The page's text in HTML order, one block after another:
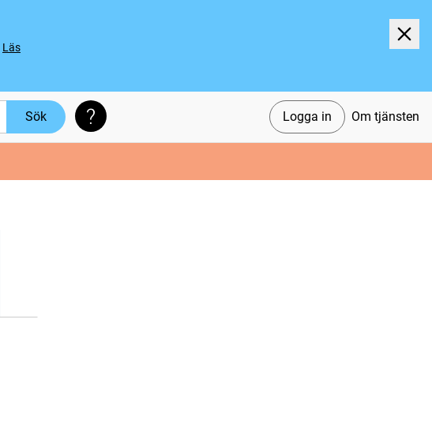
Läs
Logga in Om tjänsten
Sök Söktips